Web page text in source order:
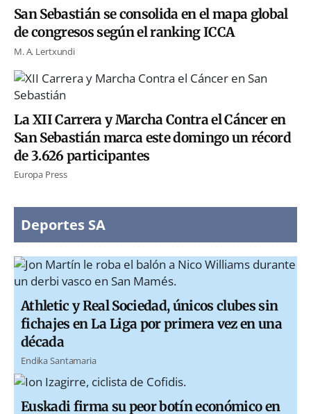
San Sebastián se consolida en el mapa global
de congresos según el ranking ICCA
M. A. Lertxundi
La XII Carrera y Marcha Contra el Cáncer en
San Sebastián marca este domingo un récord
de 3.626 participantes
Europa Press
Deportes SA
Athletic y Real Sociedad, únicos clubes sin
fichajes en La Liga por primera vez en una
década
Endika Santamaria
Euskadi firma su peor botín económico en